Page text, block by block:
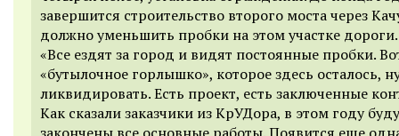
завершится строительство второго моста через
должно уменьшить пробки на этом участке дороги.
«Все ездят за город и видят постоянные пробки.
«бутылочное горлышко», которое здесь осталось,
ликвидировать. Есть проект, есть заключенные
Как сказали заказчики из КрУДора, в этом году